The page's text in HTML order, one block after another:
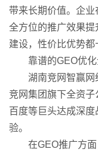
带来长期价值。企
全方位的推广效果
建设，性价比优势都
靠谱的GEO优化
湖南竞网智赢网
竞网集团旗下全资
百度等巨头达成深
验。
在GEO推广方面